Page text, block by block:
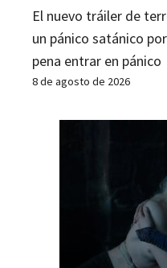
El nuevo tráiler de
un pánico satánico
pena entrar en pánico
8 de agosto de 2026